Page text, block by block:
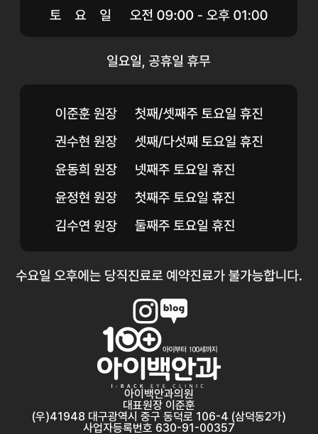
아이백안과의원
대표원장 이준훈
(우)41948 대구광역시 중구 동덕로 106-4 (삼덕동2가)
사업자등록번호 630-91-00357